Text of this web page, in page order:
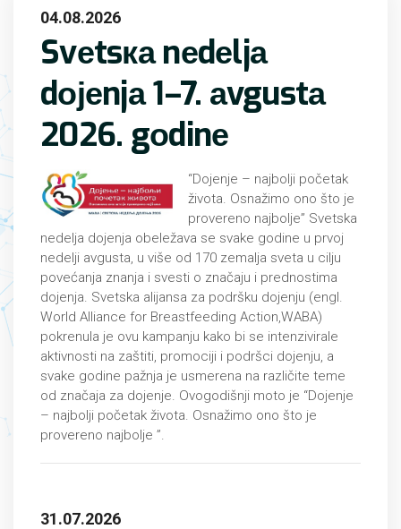
04.08.2026
Svеtsка nеdеljа
dојеnjа 1–7. аvgustа
2026. gоdinе
“Dojenje – najbolji početak
života. Оsnаžimо оnо štо је
prоvеrеnо nајbоljе” Svetska
nedelja dojenja obeležava se svake godine u prvoj
nedelji avgusta, u više od 170 zemalja sveta u cilju
povećanja znanja i svesti o značaju i prednostima
dojenja. Svetska alijansa za podršku dojenju (engl.
World Alliance for Breastfeeding Action,WABA)
pokrenula je ovu kampanju kako bi se intenzivirale
aktivnosti na zaštiti, promociji i podršci dojenju, a
svake godine pažnja je usmerena na različite teme
od značaja za dojenje. Ovogodišnji moto je “Dojenje
– najbolji početak života. Оsnаžimо оnо štо је
prоvеrеnо nајbоljе ”.
31.07.2026